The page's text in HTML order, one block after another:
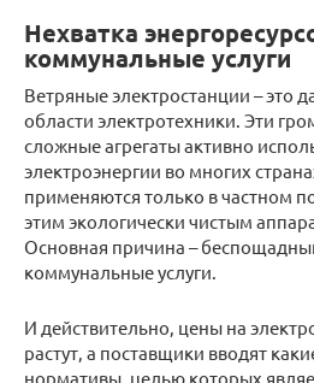
Нехватка
коммунальные услуги
Ветряные электростанции – это
области электротехники. Эти
сложные агрегаты активно
электроэнергии во многих
применяются только в частном
этим экологически чистым
Основная причина –
коммунальные услуги.
И действительно, цены на
растут, а поставщики вводят
нормативы, целью которых